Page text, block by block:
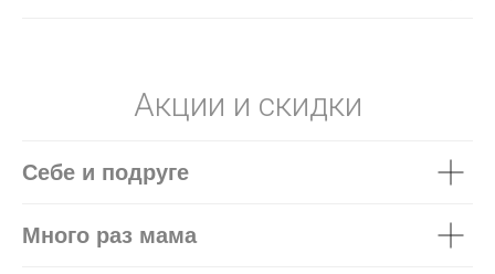
Акции и скидки
Себе и подруге
Много раз мама